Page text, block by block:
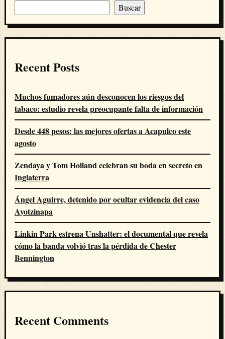
Buscar
Recent Posts
Muchos fumadores aún desconocen los riesgos del
tabaco: estudio revela preocupante falta de información
Desde 448 pesos: las mejores ofertas a Acapulco este
agosto
Zendaya y Tom Holland celebran su boda en secreto en
Inglaterra
Ángel Aguirre, detenido por ocultar evidencia del caso
Ayotzinapa
Linkin Park estrena Unshatter: el documental que revela
cómo la banda volvió tras la pérdida de Chester
Bennington
Recent Comments